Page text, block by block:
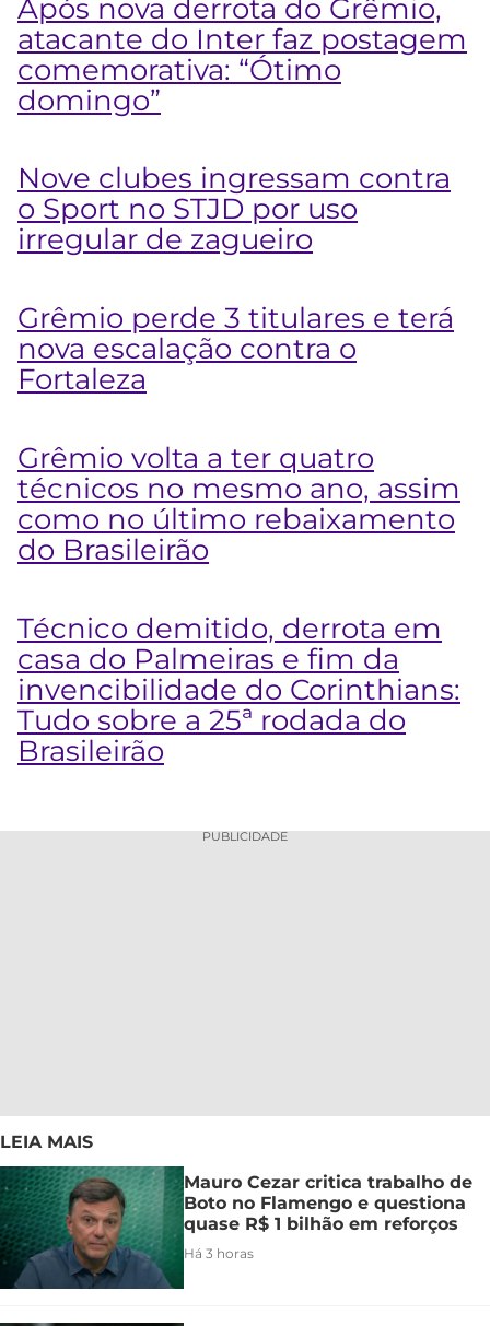
Após nova derrota do Grêmio,
atacante do Inter faz postagem
comemorativa: “Ótimo
domingo”
Nove clubes ingressam contra
o Sport no STJD por uso
irregular de zagueiro
Grêmio perde 3 titulares e terá
nova escalação contra o
Fortaleza
Grêmio volta a ter quatro
técnicos no mesmo ano, assim
como no último rebaixamento
do Brasileirão
Técnico demitido, derrota em
casa do Palmeiras e fim da
invencibilidade do Corinthians:
Tudo sobre a 25ª rodada do
Brasileirão
PUBLICIDADE
LEIA MAIS
Mauro Cezar critica trabalho de
Boto no Flamengo e questiona
quase R$ 1 bilhão em reforços
Há 3 horas